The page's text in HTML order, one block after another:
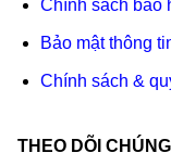
Chính sách bảo
Bảo mật thông
Chính sách &
THEO DÕI CHÚNG